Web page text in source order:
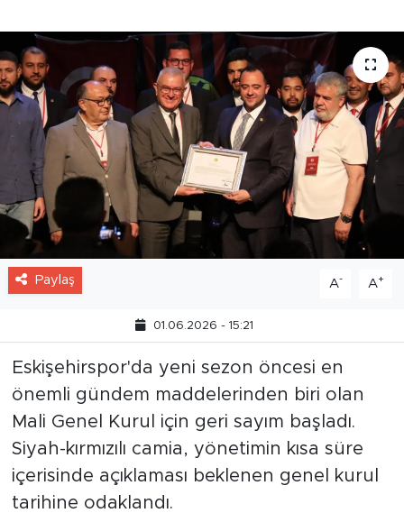
Paylaş A- A+
01.06.2026 - 15:21
Eskişehirspor'da yeni sezon öncesi en
önemli gündem maddelerinden biri olan
Mali Genel Kurul için geri sayım başladı.
Siyah-kırmızılı camia, yönetimin kısa süre
içerisinde açıklaması beklenen genel kurul
tarihine odaklandı.